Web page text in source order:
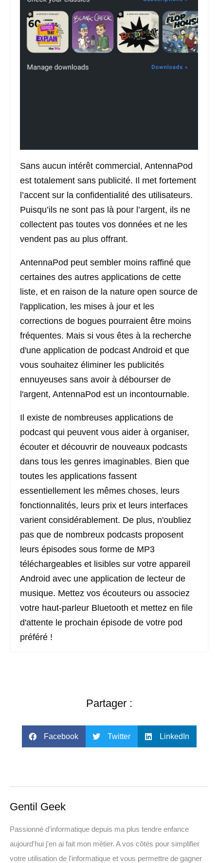
Sans aucun intérêt commercial, AntennaPod
est totalement sans publicité. Il met fortement
l’accent sur la confidentialité des utilisateurs.
Puisqu’ils ne sont pas là pour l’argent, ils ne
collectent pas toutes vos données et ne les
vendent pas au plus offrant.
AntennaPod peut sembler moins raffiné que
certaines des autres applications de cette
liste, et en raison de la nature open source de
l'application, les mises à jour et les
corrections de bogues pourraient être moins
fréquentes. Mais si vous êtes à la recherche
d'une application de podcast Android et que
vous souhaitez éliminer les publicités
ennuyeuses sans avoir à débourser de
l'argent, AntennaPod est un incontournable.
Il existe de nombreuses applications de
podcast qui peuvent vous aider à organiser,
écouter et découvrir de nouveaux podcasts
dans tous les genres imaginables. Bien que
toutes les applications fassent
essentiellement les mêmes choses, leurs
fonctionnalités, leurs prix et leurs interfaces
varient considérablement. De plus, n'oubliez
pas que de nombreux podcasts proposent
leurs épisodes sous forme de MP3
téléchargeables et lisibles sur votre appareil
Android avec une application de lecteur de
musique. Mettez vos écouteurs ou associez
votre haut-parleur Bluetooth et mettez en file
d'attente le prochain épisode de votre pod
préféré !
Partager :
Facebook Twitter LinkedIn
Gentil Geek
Passionné d'informatique depuis ma plus tendre enfance
aujourd'hui j'en ai fait mon métier. A vos côtés pour simplifier
votre utilisation de l'informatique et vous permettre de gagner